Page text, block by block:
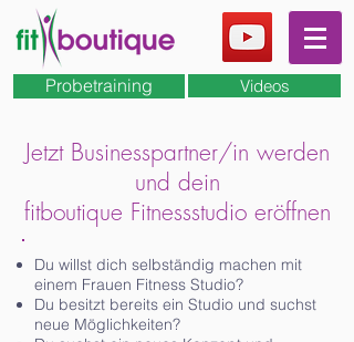
Probetraining Videos
Jetzt Businesspartner/in werden
und dein
fitboutique Fitnessstudio eröffnen
Du willst dich selbständig machen mit
einem Frauen Fitness Studio?
Du besitzt bereits ein Studio und suchst
neue Möglichkeiten?